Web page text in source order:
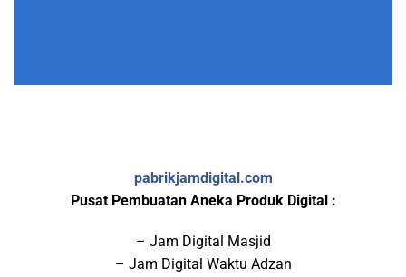
pabrikjamdigital.com
Pusat Pembuatan Aneka Produk Digital :
– Jam Digital Masjid
– Jam Digital Waktu Adzan